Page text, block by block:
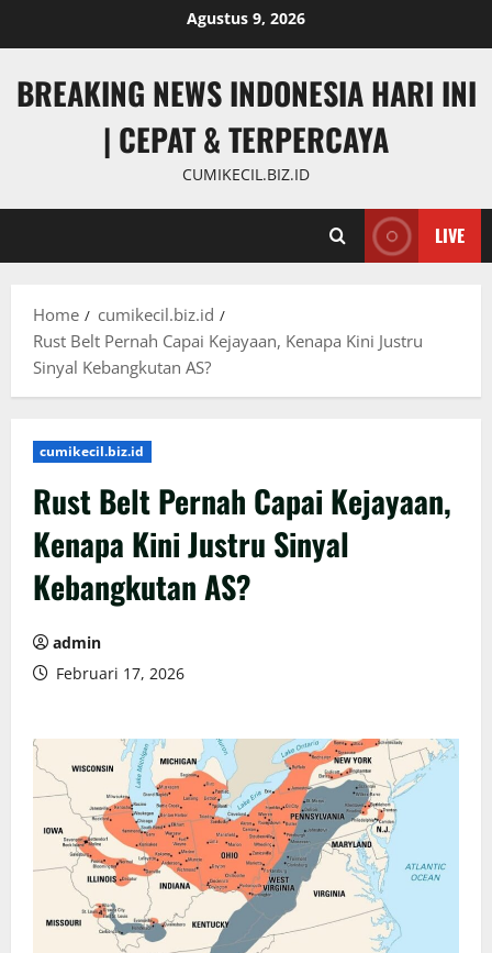
Agustus 9, 2026
BREAKING NEWS INDONESIA HARI INI
| CEPAT & TERPERCAYA
CUMIKECIL.BIZ.ID
LIVE
Home
cumikecil.biz.id
Rust Belt Pernah Capai Kejayaan, Kenapa Kini Justru
Sinyal Kebangkutan AS?
cumikecil.biz.id
Rust Belt Pernah Capai Kejayaan,
Kenapa Kini Justru Sinyal
Kebangkutan AS?
admin
Februari 17, 2026